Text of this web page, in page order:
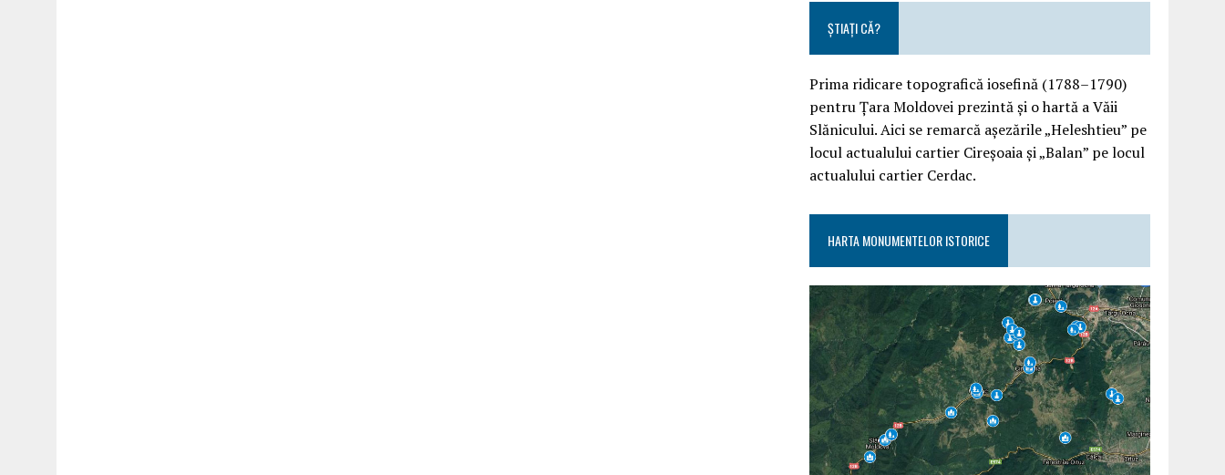
ȘTIAȚI CĂ?
Prima ridicare topografică iosefină (1788–1790)
pentru Țara Moldovei prezintă și o hartă a Văii
Slănicului. Aici se remarcă așezările „Heleshtieu” pe
locul actualului cartier Cireșoaia și „Balan” pe locul
actualului cartier Cerdac.
HARTA MONUMENTELOR ISTORICE